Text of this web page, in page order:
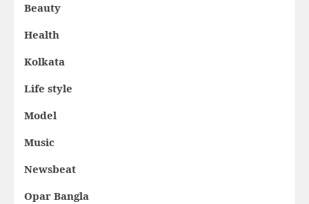
Beauty
Health
Kolkata
Life style
Model
Music
Newsbeat
Opar Bangla